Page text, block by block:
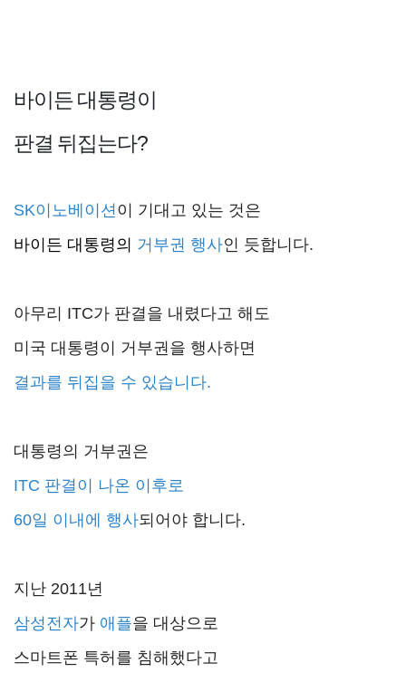
바이든 대통령이
판결 뒤집는다?
SK이노베이션이 기대고 있는 것은
바이든 대통령의 거부권 행사인 듯합니다.
아무리 ITC가 판결을 내렸다고 해도
미국 대통령이 거부권을 행사하면
결과를 뒤집을 수 있습니다.
대통령의 거부권은
ITC 판결이 나온 이후로
60일 이내에 행사되어야 합니다.
지난 2011년
삼성전자가 애플을 대상으로
스마트폰 특허를 침해했다고